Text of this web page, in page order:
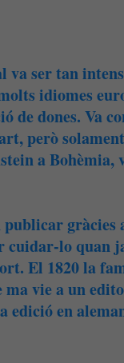
ser tan
idiomes
de dones. Va
però
a Bohèmia,
publicar
lo quan
El 1820 la
ma vie a un
edició en